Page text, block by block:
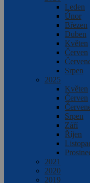
Leden
Únor
Březen
Duben
Květen
Červen
Srpen
2025
Květen
Červen
Srpen
Září
Říjen
2021
2020
2019